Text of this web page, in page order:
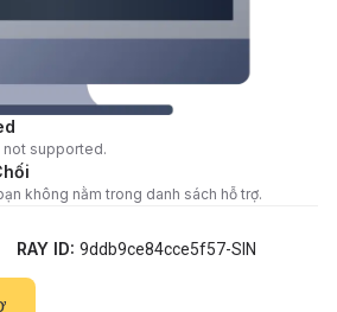
not supported.
không nằm trong danh sách hỗ trợ.
RAY ID: 9ddb9ce84cce5f57-SIN